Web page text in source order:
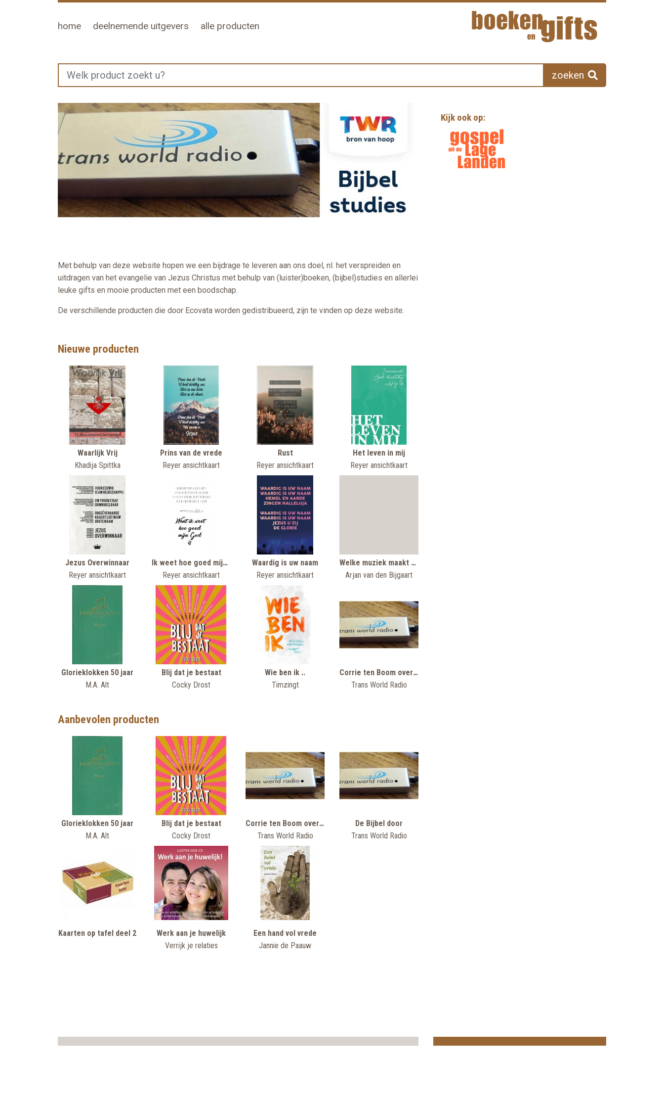
home deelnemende uitgevers alle producten
zoeken
Met behulp van deze website hopen we een bijdrage te leveren aan ons doel, nl. het verspreiden en
uitdragen van het evangelie van Jezus Christus met behulp van (luister)boeken, (bijbel)studies en allerlei
leuke gifts en mooie producten met een boodschap.
De verschillende producten die door Ecovata worden gedistribueerd, zijn te vinden op deze website.
Nieuwe producten
Waarlijk Vrij
Khadija Spittka
Prins van de vrede
Reyer ansichtkaart
Rust
Reyer ansichtkaart
Het leven in mij
Reyer ansichtkaart
Jezus Overwinnaar
Reyer ansichtkaart
Ik weet hoe goed mijn God is
Reyer ansichtkaart
Waardig is uw naam
Reyer ansichtkaart
Welke muziek maakt u ziek?
Arjan van den Bijgaart
Glorieklokken 50 jaar
M.A. Alt
Blij dat je bestaat
Cocky Drost
Wie ben ik ..
Timzingt
Corrie ten Boom overdenkingen
Trans World Radio
Aanbevolen producten
Glorieklokken 50 jaar
M.A. Alt
Blij dat je bestaat
Cocky Drost
Corrie ten Boom overdenkingen
Trans World Radio
De Bijbel door
Trans World Radio
Kaarten op tafel deel 2
Werk aan je huwelijk
Verrijk je relaties
Een hand vol vrede
Jannie de Paauw
Kijk ook op: